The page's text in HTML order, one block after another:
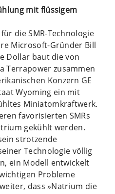
mit flüssigem
die SMR-Technologie
Microsoft-Gründer Bill
Dollar baut die von
Terrapower zusammen
Konzern GE
Wyoming ein mit
Miniatomkraftwerk.
favorisierten SMRs
gekühlt werden.
strotzende
Technologie völlig
ein Modell entwickelt
Probleme
dass »Natrium die